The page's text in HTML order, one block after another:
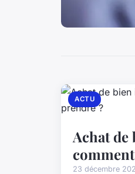
ACTU
Achat
23 décembre